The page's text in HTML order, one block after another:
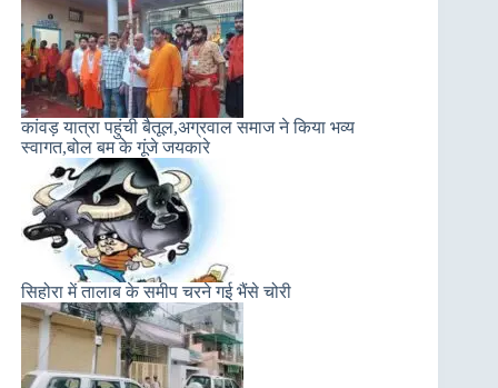
कांवड़ यात्रा पहुंची बैतूल,अग्रवाल समाज ने किया भव्य
स्वागत,बोल बम के गूंजे जयकारे
सिहोरा में तालाब के समीप चरने गई भैंसे चोरी